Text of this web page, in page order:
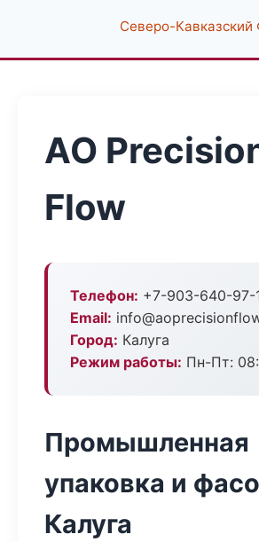
Северо-
АО
Flow
Телефон: +7-903-640-97-
Email:
Город: Калуга
Режим работы: Пн-Пт:
Промышленная
упаковка и
Калуга